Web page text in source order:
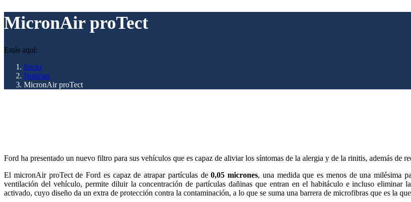
MicronAir proTect
Estás aquí:
Inicio
Noticias
MicronAir proTect
Ford ha presentado un nuevo filtro para sus vehículos que es capaz de aliviar los síntomas de la alergia y de la rinitis, además de
El micronAir proTect de Ford es capaz de atrapar partículas de0,05 micrones, una medida que es menos de una milésima
ventilación del vehículo, permite diluir la concentración de partículas dañinas que entran en el habitáculo e incluso eliminar
activado, cuyo diseño da un extra de protección contra la contaminación, a lo que se suma una barrera de microfibras que es la